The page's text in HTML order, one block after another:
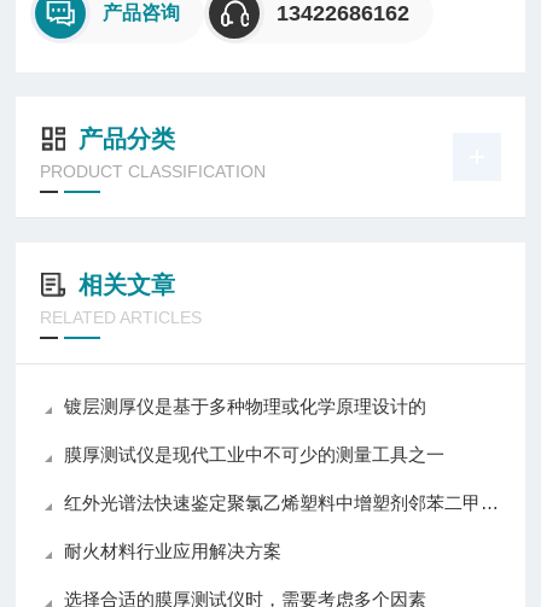
产品咨询 13422686162
产品分类
PRODUCT CLASSIFICATION
相关文章
RELATED ARTICLES
镀层测厚仪是基于多种物理或化学原理设计的
膜厚测试仪是现代工业中不可少的测量工具之一
红外光谱法快速鉴定聚氯乙烯塑料中增塑剂邻苯二甲酸酯
耐火材料行业应用解决方案
选择合适的膜厚测试仪时，需要考虑多个因素